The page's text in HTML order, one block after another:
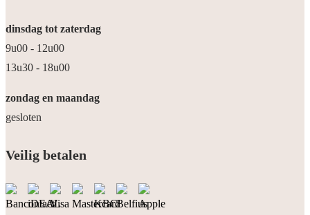
dinsdag tot zaterdag
9u00 - 12u00
13u30 - 18u00
zondag en maandag
gesloten
Veilig betalen